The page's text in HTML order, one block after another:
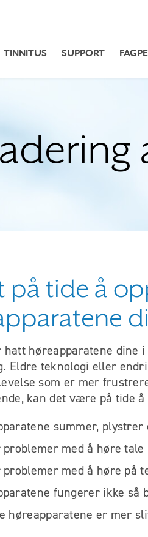
TINNITUS SUPPORT
på tide å
hatt høreapparatene dine
Eldre teknologi eller
som er mer
kan det være på tide
summer,
problemer med å høre
problemer med å høre på
fungerer ikke så
høreapparatene er mer